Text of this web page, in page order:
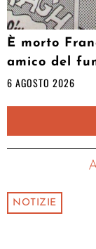
È morto
amico del
6 AGOSTO 2026
NOTIZIE